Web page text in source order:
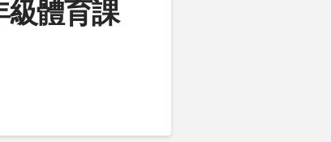
級體育課